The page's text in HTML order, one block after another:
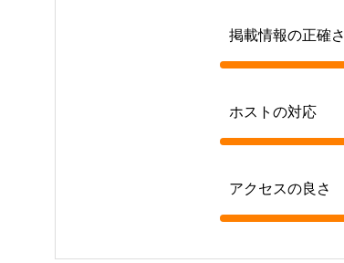
掲載情報の正確さ
ホストの対応
アクセスの良さ